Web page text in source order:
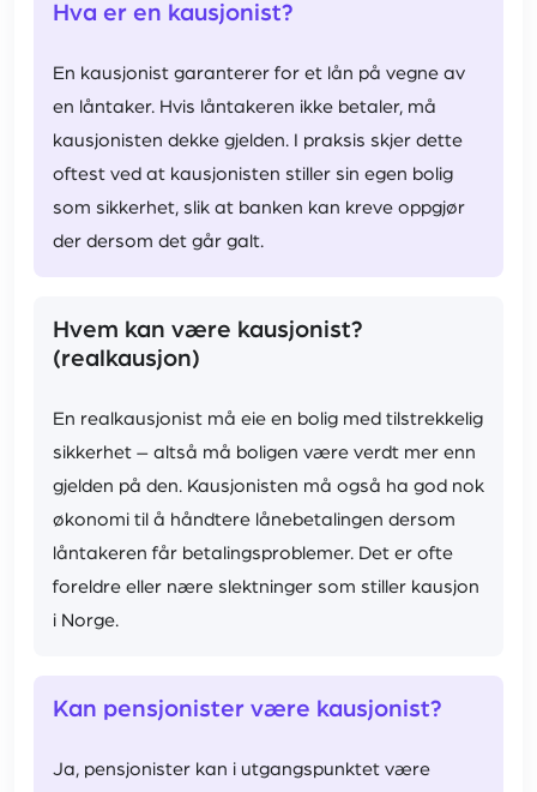
Hva er en kausjonist?
En kausjonist garanterer for et lån på vegne av
en låntaker. Hvis låntakeren ikke betaler, må
kausjonisten dekke gjelden. I praksis skjer dette
oftest ved at kausjonisten stiller sin egen bolig
som sikkerhet, slik at banken kan kreve oppgjør
der dersom det går galt.
Hvem kan være kausjonist?
(realkausjon)
En realkausjonist må eie en bolig med tilstrekkelig
sikkerhet – altså må boligen være verdt mer enn
gjelden på den. Kausjonisten må også ha god nok
økonomi til å håndtere lånebetalingen dersom
låntakeren får betalingsproblemer. Det er ofte
foreldre eller nære slektninger som stiller kausjon
i Norge.
Kan pensjonister være kausjonist?
Ja, pensjonister kan i utgangspunktet være